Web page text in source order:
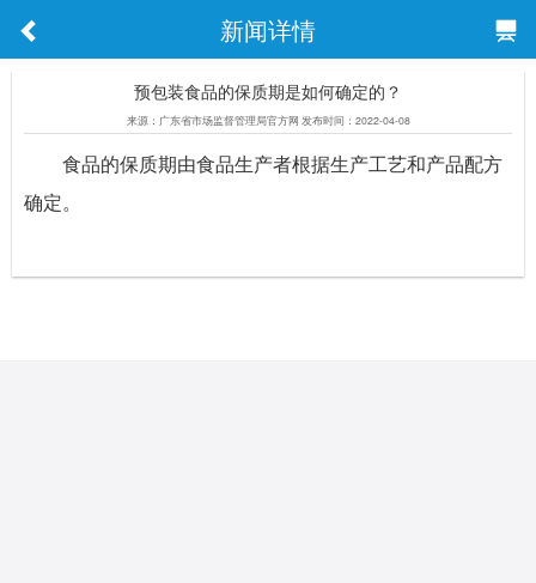
新闻详情
预包装食品的保质期是如何确定的？
来源：广东省市场监督管理局官方网 发布时间：2022-04-08
食品的保质期由食品生产者根据生产工艺和产品配方
确定。